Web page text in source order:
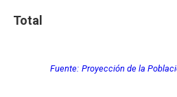
Total
Fuente: Proyección de la